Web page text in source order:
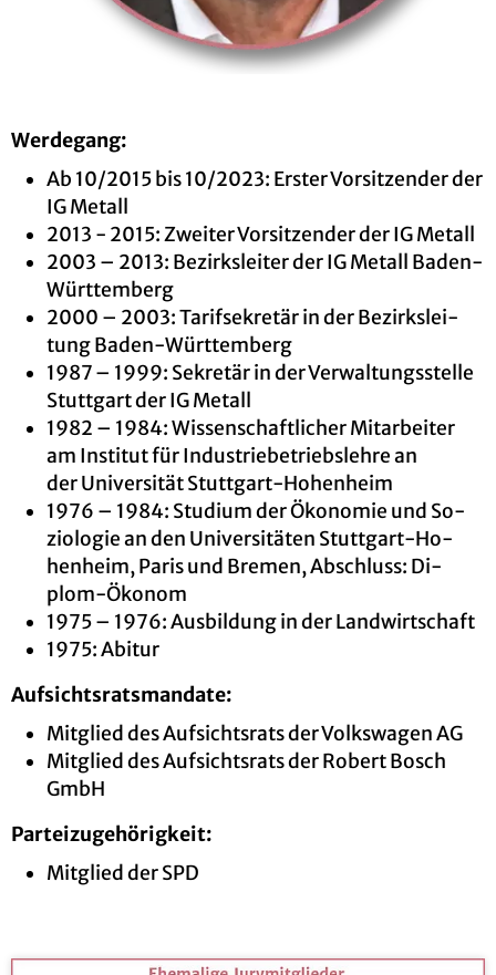
Wer­de­gang:
Ab 10/2015 bis 10/2023: Ers­ter Vor­sit­zen­der der
IG Me­tall
2013 - 2015: Zwei­ter Vor­sit­zen­der der IG Me­tall
2003 – 2013: Be­zirks­lei­ter der IG Me­tall Baden-
Würt­tem­berg
2000 – 2003: Ta­rif­se­kre­tär in der Be­zirks­lei­
tung Baden-Würt­tem­berg
1987 – 1999: Se­kre­tär in der Ver­wal­tungs­stel­le
Stutt­gart der IG Me­tall
1982 – 1984: Wis­sen­schaft­li­cher Mit­ar­bei­ter
am In­sti­tut für In­dus­trie­be­triebs­leh­re an
der Uni­ver­si­tät Stutt­gart-Ho­hen­heim
1976 – 1984: Stu­di­um der Öko­no­mie und So­
zio­lo­gie an den Uni­ver­si­tä­ten Stutt­gart-Ho­
hen­heim, Paris und Bre­men, Ab­schluss: Di­
plom-Öko­nom
1975 – 1976: Aus­bil­dung in der Land­wirt­schaft
1975: Ab­itur
Auf­sichts­rats­man­da­te:
Mit­glied des Auf­sichts­rats der Volks­wa­gen AG
Mit­glied des Auf­sichts­rats der Ro­bert Bosch
GmbH
Par­tei­zu­ge­hö­rig­keit:
Mit­glied der SPD